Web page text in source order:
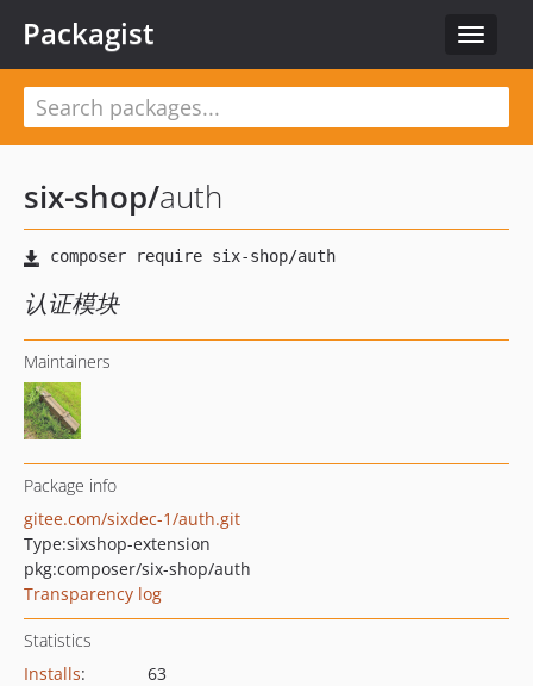
Toggle
Packagist
six-shop/auth
认证模块
Maintainers
Package info
gitee.com/sixdec-1/auth.git
Type:sixshop-extension
pkg:composer/six-shop/auth
Transparency log
Statistics
Installs:
63